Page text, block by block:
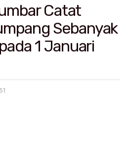
Catat
Sebanyak
1 Januari